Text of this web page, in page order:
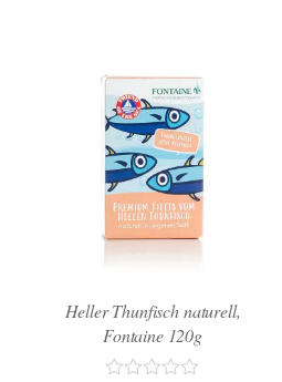
Heller Thunfisch naturell,
Fontaine 120g